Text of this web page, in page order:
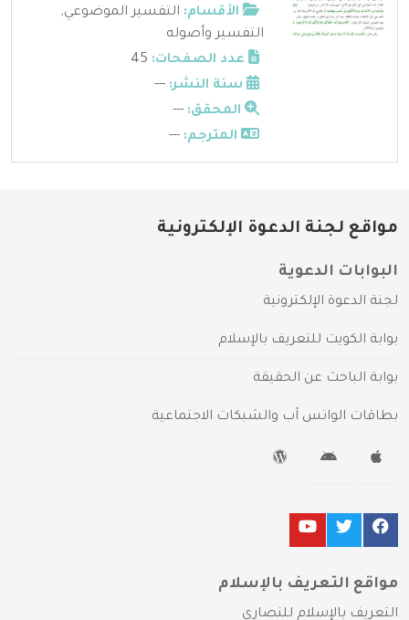
الأقسام: التفسير الموضوعي,
التفسير وأصوله
عدد الصفحات:
سنة النشر: ---
المحقق: ---
المترجم: ---
مواقع لجنة الدعوة الإلكترونية
البوابات الدعوية
لجنة الدعوة الإلكترونية
بوابة الكويت للتعريف بالإسلام
بوابة الباحث عن الحقيقة
بطاقات الواتس آب والشبكات الاجتماعية
مواقع التعريف بالإسلام
التعريف بالإسلام للنصارى